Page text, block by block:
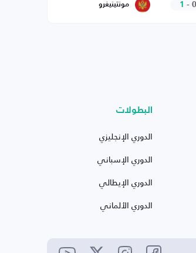
0
-
1 مونتينيغرو
البطولات
الدوري الإنجليزي
الدوري الإسباني
الدوري الإيطالي
الدوري الألماني